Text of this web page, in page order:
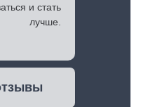
и стать
лучше.